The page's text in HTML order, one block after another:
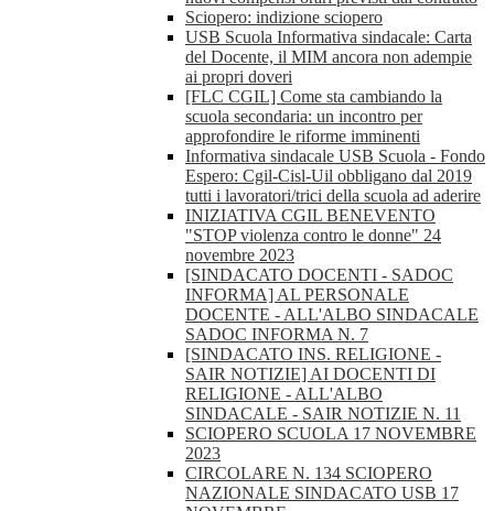
Sciopero: indizione sciopero
USB Scuola Informativa sindacale: Carta
del Docente, il MIM ancora non adempie
ai propri doveri
[FLC CGIL] Come sta cambiando la
scuola secondaria: un incontro per
approfondire le riforme imminenti
Informativa sindacale USB Scuola - Fondo
Espero: Cgil-Cisl-Uil obbligano dal 2019
tutti i lavoratori/trici della scuola ad aderire
INIZIATIVA CGIL BENEVENTO
"STOP violenza contro le donne" 24
novembre 2023
[SINDACATO DOCENTI - SADOC
INFORMA] AL PERSONALE
DOCENTE - ALL'ALBO SINDACALE
SADOC INFORMA N. 7
[SINDACATO INS. RELIGIONE -
SAIR NOTIZIE] AI DOCENTI DI
RELIGIONE - ALL'ALBO
SINDACALE - SAIR NOTIZIE N. 11
SCIOPERO SCUOLA 17 NOVEMBRE
2023
CIRCOLARE N. 134 SCIOPERO
NAZIONALE SINDACATO USB 17